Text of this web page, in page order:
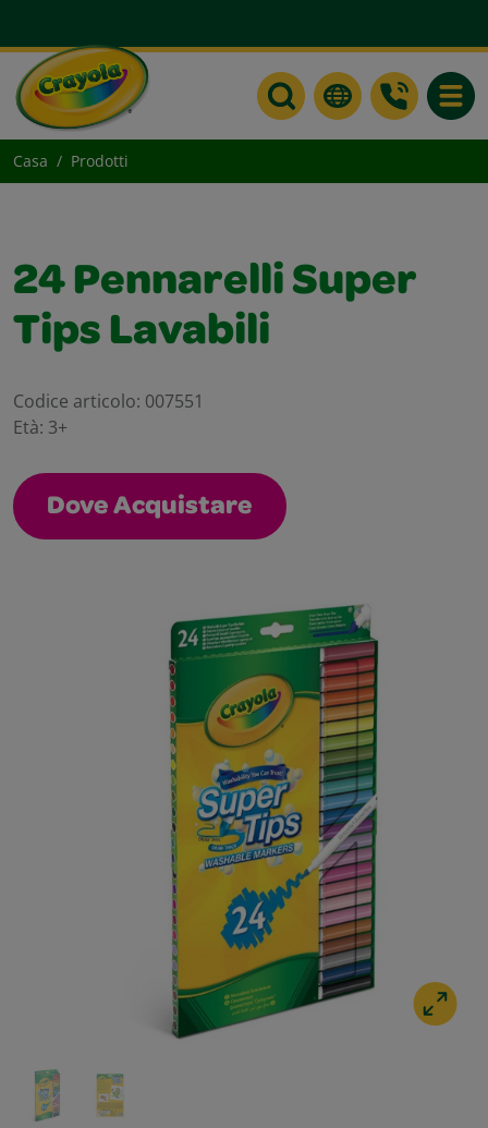
Casa Prodotti
24 Pennarelli Super
Tips Lavabili
Codice articolo: 007551
Età: 3+
Dove Acquistare